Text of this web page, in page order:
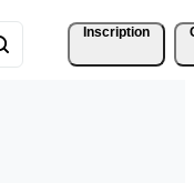
Inscription